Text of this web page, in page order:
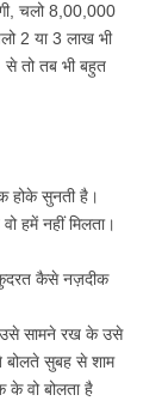
चलो 8,00,000
2 या 3 लाख भी
तो तब भी बहुत
होके सुनती है।
हमें नहीं मिलता।
कैसे नज़दीक
उसे सामने रख के उसे
बोलते सुबह से शाम
के वो बोलता है